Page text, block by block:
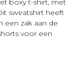
boxy t-shirt, met
sweatshirt heeft
een zak aan de
voor een